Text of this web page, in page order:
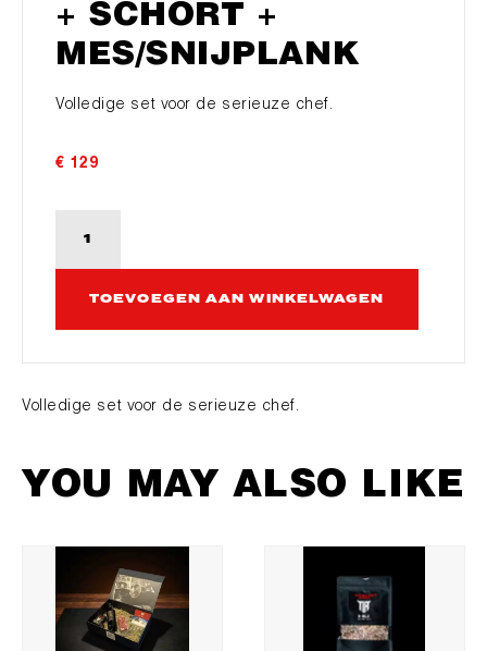
+ SCHORT +
MES/SNIJPLANK
Volledige set voor de serieuze chef.
€ 129
Schort
aantal
TOEVOEGEN AAN WINKELWAGEN
Volledige set voor de serieuze chef.
YOU MAY ALSO LIKE